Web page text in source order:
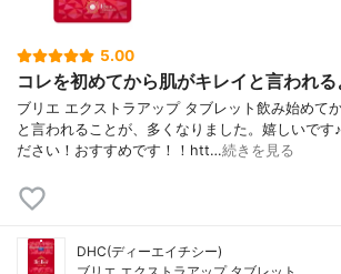
5.00
コレを初めてから肌がキレイと言われる
ブリエ エクストラアップ タブレット飲み始めて
と言われることが、多くなりました。嬉しいです
ださい！おすすめです！！htt…続きを見る
DHC(ディーエイチシー)